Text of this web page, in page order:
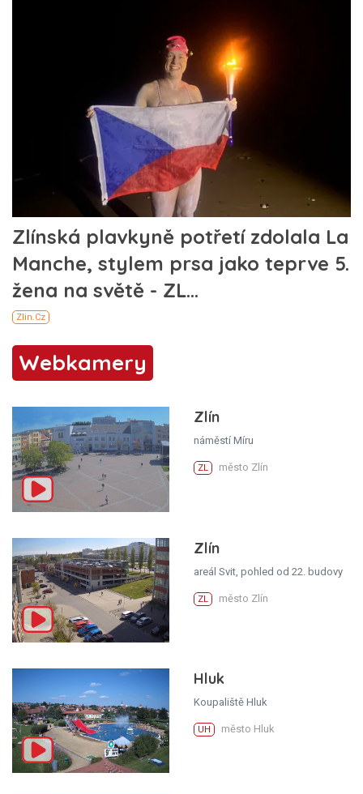
Webkamery
Zlín
náměstí Míru
ZL město Zlín
Zlín
areál Svit, pohled od 22. budovy
ZL město Zlín
Hluk
Koupaliště Hluk
UH město Hluk